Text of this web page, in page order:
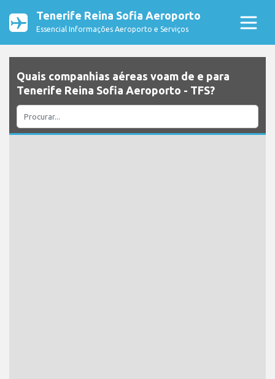
Tenerife Reina Sofia Aeroporto
Essencial Informações Aeroporto e Serviços
Quais companhias aéreas voam de e para
Tenerife Reina Sofia Aeroporto - TFS?